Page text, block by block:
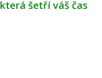
která šetří váš čas